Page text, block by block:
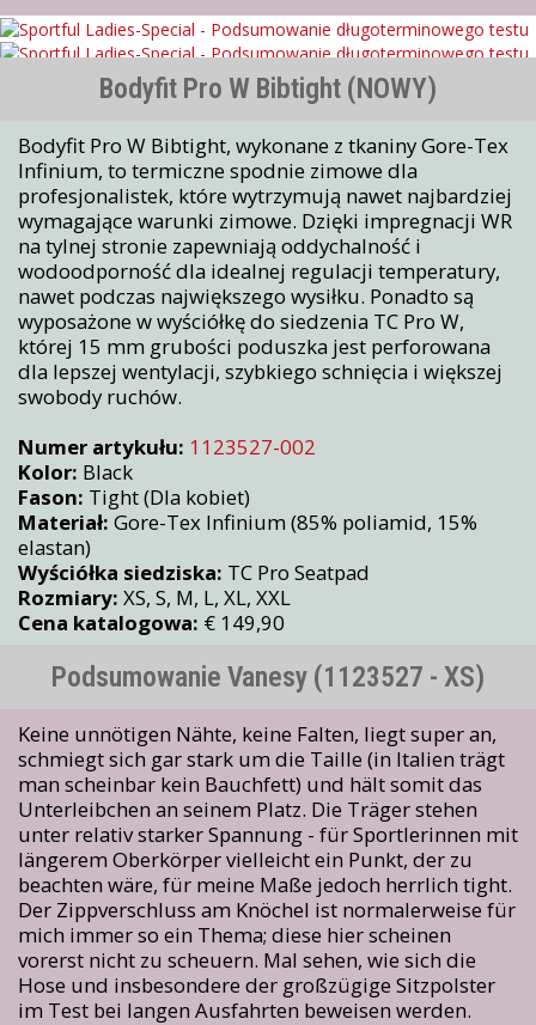
Bodyfit Pro W Bibtight (NOWY)
Bodyfit Pro W Bibtight, wykonane z tkaniny Gore-Tex
Infinium, to termiczne spodnie zimowe dla
profesjonalistek, które wytrzymują nawet najbardziej
wymagające warunki zimowe. Dzięki impregnacji WR
na tylnej stronie zapewniają oddychalność i
wodoodporność dla idealnej regulacji temperatury,
nawet podczas największego wysiłku. Ponadto są
wyposażone w wyściółkę do siedzenia TC Pro W,
której 15 mm grubości poduszka jest perforowana
dla lepszej wentylacji, szybkiego schnięcia i większej
swobody ruchów.
Numer artykułu: 1123527-002
Kolor: Black
Fason: Tight (Dla kobiet)
Materiał: Gore-Tex Infinium (85% poliamid, 15%
elastan)
Wyściółka siedziska: TC Pro Seatpad
Rozmiary: XS, S, M, L, XL, XXL
Cena katalogowa: € 149,90
Podsumowanie Vanesy (1123527 - XS)
Keine unnötigen Nähte, keine Falten, liegt super an,
schmiegt sich gar stark um die Taille (in Italien trägt
man scheinbar kein Bauchfett) und hält somit das
Unterleibchen an seinem Platz. Die Träger stehen
unter relativ starker Spannung - für Sportlerinnen mit
längerem Oberkörper vielleicht ein Punkt, der zu
beachten wäre, für meine Maße jedoch herrlich tight.
Der Zippverschluss am Knöchel ist normalerweise für
mich immer so ein Thema; diese hier scheinen
vorerst nicht zu scheuern. Mal sehen, wie sich die
Hose und insbesondere der großzügige Sitzpolster
im Test bei langen Ausfahrten beweisen werden.